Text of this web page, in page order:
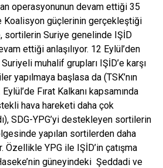
operasyonunun devam ettiği 35
Koalisyon güçlerinin gerçekleştiği
sortilerin Suriye genelinde IŞİD
ettiği anlaşılıyor. 12 Eylül’den
muhalif grupları IŞİD’e karşı
yapılmaya başlasa da (TSK’nın
Fırat Kalkanı kapsamında
hava hareketi daha çok
SDG-YPG’yi destekleyen sortilerin
yapılan sortilerden daha
YPG ile IŞİD’in çatışma
güneyindeki Şeddadi ve